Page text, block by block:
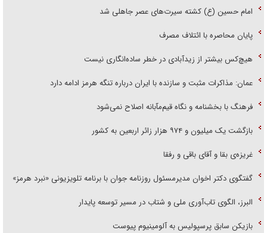
امام حسین (ع) کشته سیرت‌های عصر جاهلی شد
پایان محاصره با ائتلاف مصرف
هیچ‌کس بیشتر از زیدآبادی در خطر ساده‌انگاری نیست
عمان: مذاکرات مثبت و سازنده با ایران درباره تنگه هرمز ادامه دارد
فرهنگ با بخشنامه و نگاه قیم‌مآبانه اصلاح نمی‌شود
بازگشت یک میلیون و ۹۷۴ هزار زائر اربعین به کشور
غریزه‌ی بقا و آقای باقی و رفقا
گفتگوی دکتر اخوان مدیرمسئول روزنامه جوان با برنامه تلویزیونی «نبرد هرمز»
البرز، الگوی تاب‌آوری ملی و شتاب در مسیر توسعه پایدار
بازیکن سابق پرسپولیس به آلومینیوم پیوست